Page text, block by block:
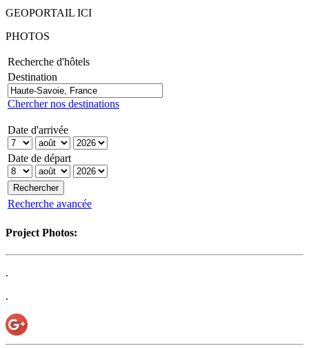
GEOPORTAIL ICI
PHOTOS
Recherche d'hôtels
Destination
Chercher nos destinations
Date d'arrivée
Date de départ
Recherche avancée
Project Photos:
.
.